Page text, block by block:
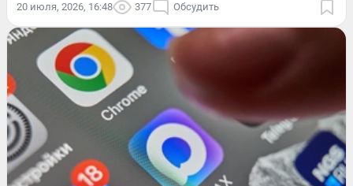
20 июля, 2026, 16:48 377 Обсудить